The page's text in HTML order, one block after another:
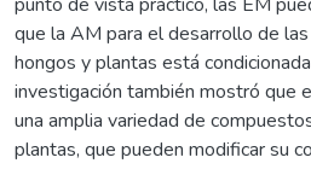
que la AM para el desarrollo de
hongos y plantas está
investigación también mostró que
una amplia variedad de
plantas, que pueden modificar su